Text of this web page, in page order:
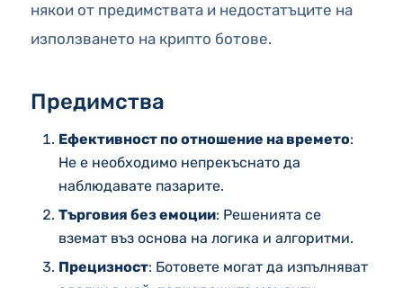
някои от предимствата и недостатъците на
използването на крипто ботове.
Предимства
Ефективност по отношение на времето:
Не е необходимо непрекъснато да
наблюдавате пазарите.
Търговия без емоции: Решенията се
вземат въз основа на логика и алгоритми.
Прецизност: Ботовете могат да изпълняват